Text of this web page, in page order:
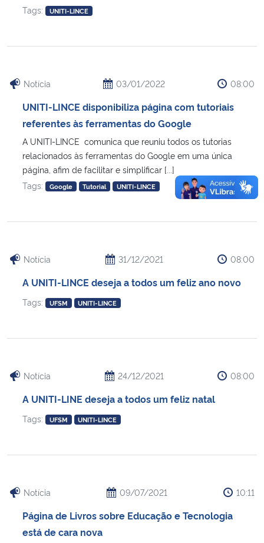
Tags: UNITI-LINCE
Notícia 03/01/2022 08:00
UNITI-LINCE disponibiliza página com tutoriais
referentes às ferramentas do Google
A UNITI-LINCE comunica que reuniu todos os tutorias
relacionados às ferramentas do Google em uma única
página, afim de facilitar e simplificar [...]
Tags:
Google Tutorial UNITI-LINCE
Notícia 31/12/2021 08:00
A UNITI-LINCE deseja a todos um feliz ano novo
Tags: UFSM UNITI-LINCE
Notícia 24/12/2021 08:00
A UNITI-LINE deseja a todos um feliz natal
Tags: UFSM UNITI-LINCE
Notícia 09/07/2021 10:11
Página de Livros sobre Educação e Tecnologia
está de cara nova